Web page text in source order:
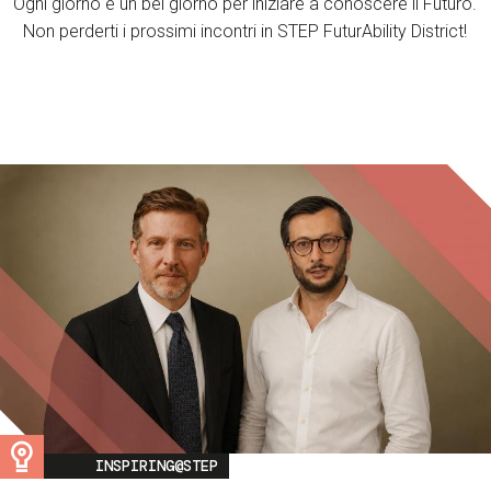
Non perderti i prossimi incontri in STEP FuturAbility District!
Image
INSPIRING@STEP